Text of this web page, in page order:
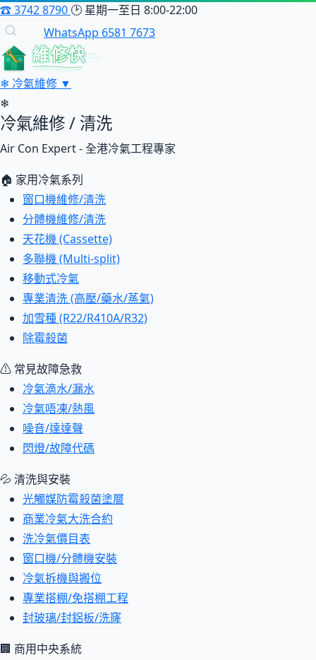
☎3742 8790 🕑 星期一至日 8:00-22:00
WhatsApp 6581 7673
維修快
❄ 冷氣維修 ▼
❄
冷氣維修 / 清洗
Air Con Expert - 全港冷氣工程專家
🏠 家用冷氣系列
窗口機維修/清洗
分體機維修/清洗
天花機 (Cassette)
多聯機 (Multi-split)
移動式冷氣
專業清洗 (高壓/藥水/蒸氣)
加雪種 (R22/R410A/R32)
除霉殺菌
⚠ 常見故障急救
冷氣滴水/漏水
冷氣唔凍/熱風
噪音/達達聲
閃燈/故障代碼
💦 清洗與安裝
光觸媒防霉殺菌塗層
商業冷氣大洗合約
洗冷氣價目表
窗口機/分體機安裝
冷氣拆機與搬位
專業搭棚/免搭棚工程
封玻璃/封鋁板/洗窿
🏢 商用中央系統